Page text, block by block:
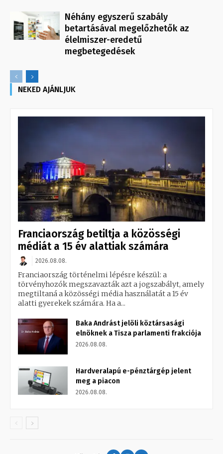
Néhány egyszerű szabály
betartásával megelőzhetők az
élelmiszer-eredetű
megbetegedések
NEKED AJÁNLJUK
Franciaország betiltja a közösségi
médiát a 15 év alattiak számára
2026.08.08.
Franciaország történelmi lépésre készül: a
törvényhozók megszavazták azt a jogszabályt, amely
megtiltaná a közösségi média használatát a 15 év
alatti gyerekek számára. Ha a...
Baka Andrást jelöli köztársasági
elnöknek a Tisza parlamenti frakciója
2026.08.08.
Hardveralapú e-pénztárgép jelent
meg a piacon
2026.08.08.